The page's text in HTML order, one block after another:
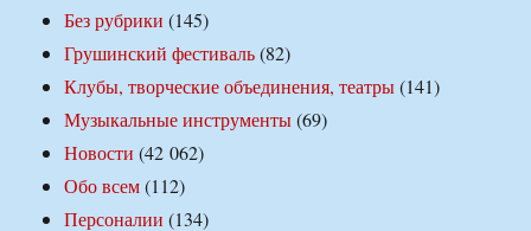
Без рубрики (145)
Грушинский фестиваль(82)
Клубы, творческие объединения, театры(141)
Музыкальные инструменты(69)
Новости (42 062)
Обо всем(112)
Персоналии (134)